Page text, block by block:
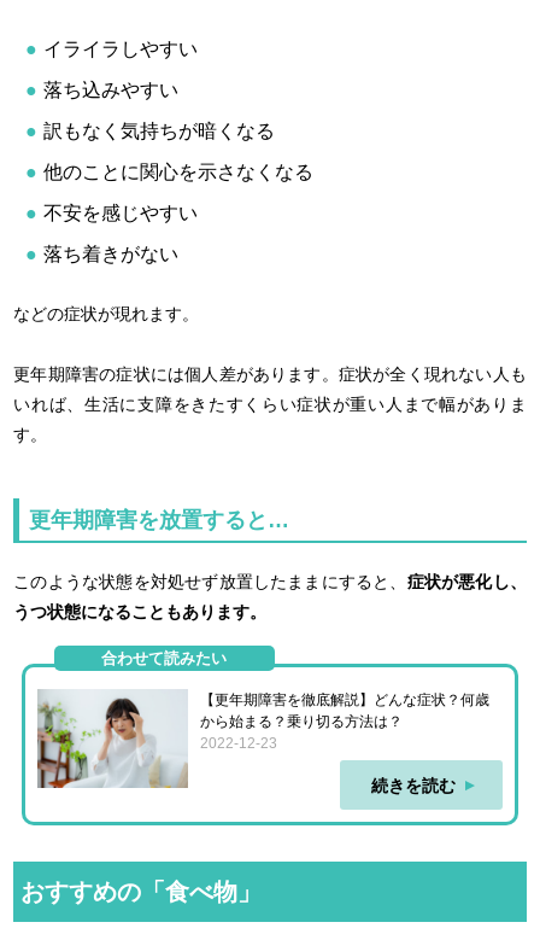
イライラしやすい
落ち込みやすい
訳もなく気持ちが暗くなる
他のことに関心を示さなくなる
不安を感じやすい
落ち着きがない
などの症状が現れます。
更年期障害の症状には個人差があります。症状が全く現れない人も
いれば、生活に支障をきたすくらい症状が重い人まで幅がありま
す。
更年期障害を放置すると…
このような状態を対処せず放置したままにすると、 症状が悪化し、
うつ状態になることもあります。
合わせて読みたい
【更年期障害を徹底解説】どんな症状？何歳
から始まる？乗り切る方法は？
2022-12-23
続きを読む
おすすめの「食べ物」